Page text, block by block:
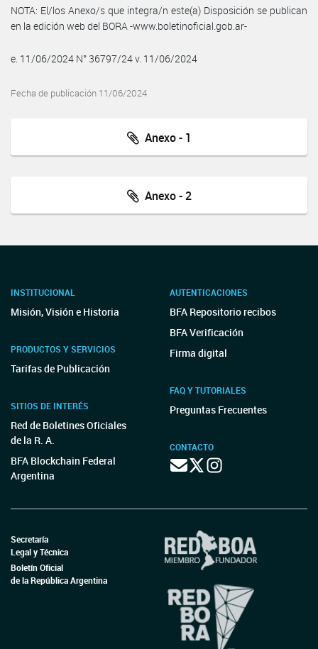
NOTA: El/los Anexo/s que integra/n este(a) Disposición se publican
en la edición web del BORA -www.boletinoficial.gob.ar-
e. 11/06/2024 N° 36797/24 v. 11/06/2024
Fecha de publicación 11/06/2024
Anexo - 1
Anexo - 2
INSTITUCIONAL
Misión, Visión e Historia
PRODUCTOS Y SERVICIOS
Tarifas de Publicación
SITIOS DE INTERÉS
Red de Boletines Oficiales
de la R. A.
BFA Blockchain Federal
Argentina
AUTENTICACIONES
BFA Repositorio recibos
BFA Verificación
Firma digital
FAQ Y TUTORIALES
Preguntas Frecuentes
CONTACTO
Secretaría
Legal y Técnica
Boletín Oficial
de la República Argentina